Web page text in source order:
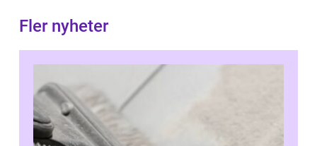
Fler nyheter